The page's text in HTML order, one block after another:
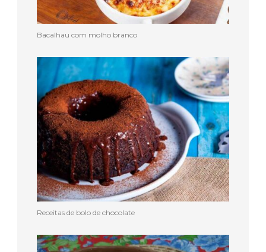
Bacalhau com molho branco
Receitas de bolo de chocolate